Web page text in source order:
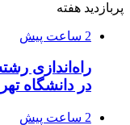
پربازدید هفته
2 ساعت پیش
در دانشگاه
2 ساعت پیش